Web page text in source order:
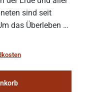
sind seit
das Überleben zu
diesen